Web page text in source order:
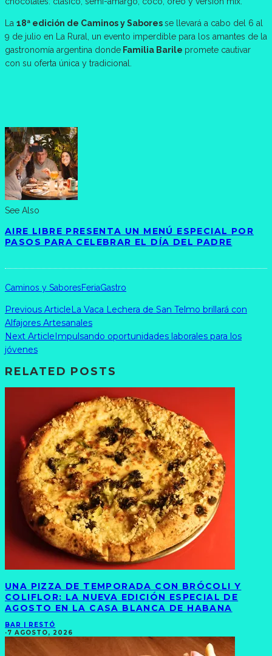
La 18ª edición de Caminos y Saboresse llevará a cabo del 6 al
9 de julio en La Rural, un evento imperdible para los amantes de la
gastronomía argentina donde Familia Barile promete cautivar
con su oferta única y tradicional.
See Also
AIRE LIBRE PRESENTA UN MENÚ ESPECIAL POR
PASOS PARA CELEBRAR EL DÍA DEL PADRE
Caminos y SaboresFeriaGastro
Previous Article La Vaca Lechera de San Telmo brillará con
Alfajores Artesanales
Next Article Impulsando oportunidades laborales para los
jóvenes
RELATED POSTS
UNA PIZZA DE TEMPORADA CON BRÓCOLI Y
COLIFLOR: LA NUEVA EDICIÓN ESPECIAL DE
AGOSTO EN LA CASA BLANCA DE HABANA
BAR | RESTÓ
·7 AGOSTO, 2026